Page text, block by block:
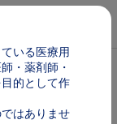
ツに移動
いる医療用
・薬剤師・
的として作
はありませ